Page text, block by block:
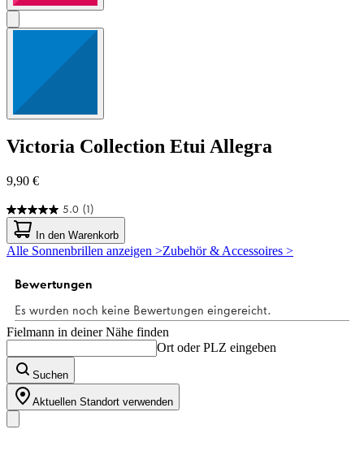
Victoria Collection Etui Allegra
9,90 €
5.0 (1)
5.0
von
5
Sternen.
Bewertung
In den Warenkorb
Alle Sonnenbrillen anzeigen >Zubehör & Accessoires >
Fielmann in deiner Nähe finden
Ort oder PLZ eingeben
Suchen
Aktuellen Standort verwenden